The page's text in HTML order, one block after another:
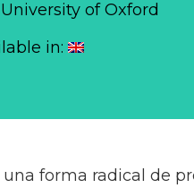
of Oxford
in:
forma radical de